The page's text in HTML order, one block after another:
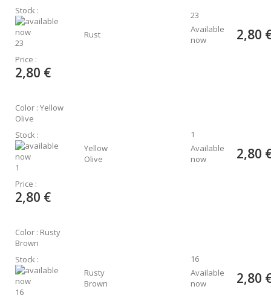
Stock :
23
Price :
2,80 €
Rust
23
Available
now
2,80
Color : Yellow
Olive
Stock :
1
Price :
2,80 €
Yellow
Olive
1
Available
now
2,80
Color : Rusty
Brown
Stock :
16
Rusty
Brown
16
Available
now
2,80